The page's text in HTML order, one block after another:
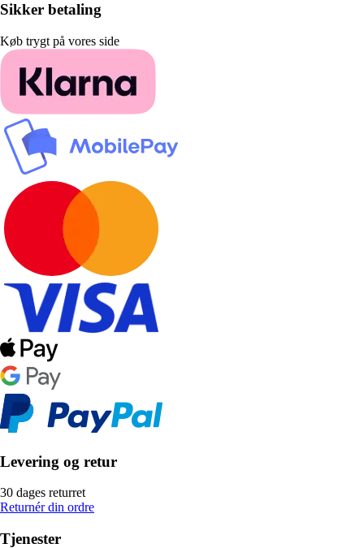
Sikker betaling
Køb trygt på vores side
Levering og retur
30 dages returret
Returnér din ordre
Tjenester